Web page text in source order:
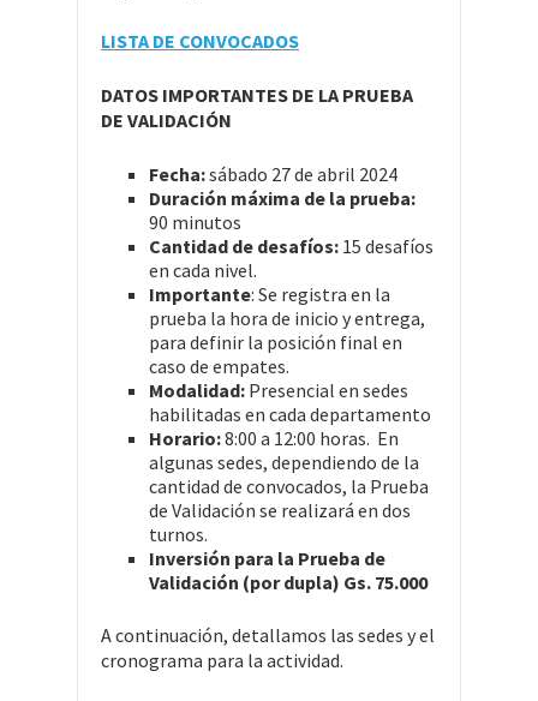
LISTA DE CONVOCADOS
DATOS IMPORTANTES DE LA PRUEBA
DE VALIDACIÓN
Fecha:sábado 27 de abril 2024
Duración máxima de la prueba:
90 minutos
Cantidad de desafíos: 15 desafíos
en cada nivel.
Importante: Se registra en la
prueba la hora de inicio y entrega,
para definir la posición final en
caso de empates.
Modalidad: Presencial en sedes
habilitadas en cada departamento
Horario:8:00 a 12:00 horas. En
algunas sedes, dependiendo de la
cantidad de convocados, la Prueba
de Validación se realizará en dos
turnos.
Inversión para la Prueba de
Validación (por dupla) Gs. 75.000
A continuación, detallamos las sedes y el
cronograma para la actividad.